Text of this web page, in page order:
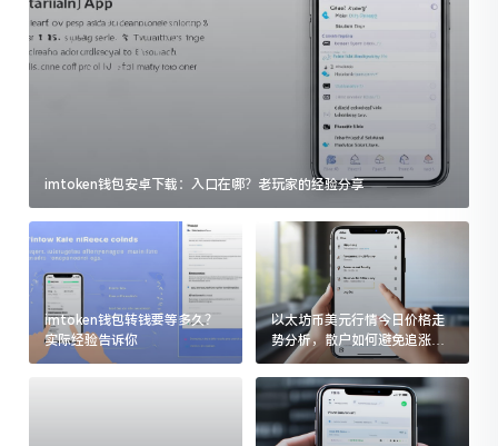
imtoken钱包安卓下载：入口在哪？老玩家的经验分享
imtoken钱包转钱要等多久？
实际经验告诉你
以太坊币美元行情今日价格走
势分析，散户如何避免追涨杀
跌被套牢